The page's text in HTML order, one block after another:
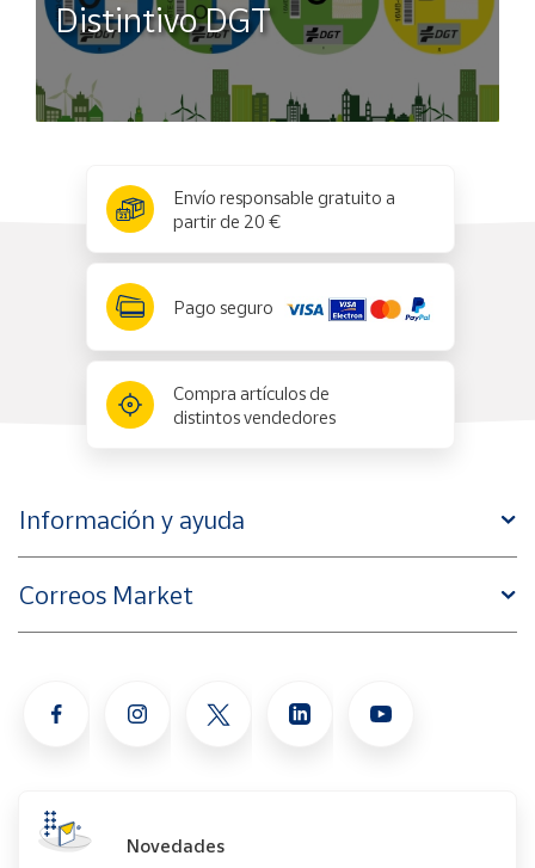
Distintivo DGT
Envío responsable gratuito a
partir de 20 €
Pago seguro
Compra artículos de
distintos vendedores
Información y ayuda
Correos Market
Novedades